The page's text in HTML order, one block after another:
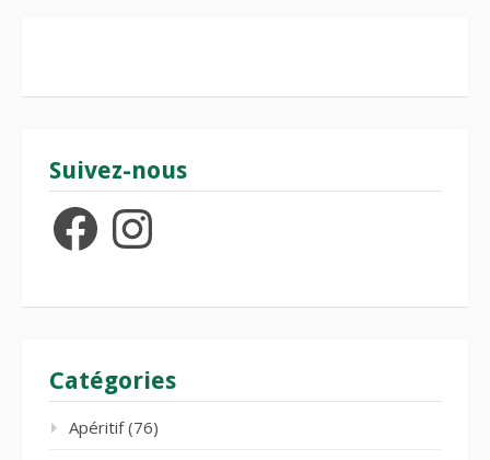
Suivez-nous
FacebookInstagram
Catégories
Apéritif(76)